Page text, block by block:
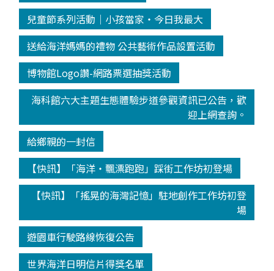
兒童節系列活動│小孩當家‧今日我最大
送給海洋媽媽的禮物 公共藝術作品設置活動
博物館Logo讚-網路票選抽獎活動
海科館六大主題生態體驗步道參觀資訊已公告，歡
迎上網查詢。
給鄉親的一封信
【快訊】「海洋‧飄漂跑跑」踩街工作坊初登場
【快訊】「搖晃的海灣記憶」駐地創作工作坊初登
場
遊園車行駛路線恢復公告
世界海洋日明信片得獎名單